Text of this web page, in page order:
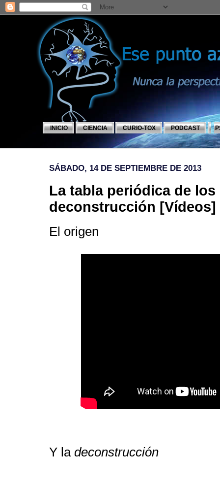
INICIO CIENCIA CURIO-TOX PODCAST
SÁBADO, 14 DE SEPTIEMBRE DE 2013
La tabla periódica de
deconstrucción [Vídeos]
El origen
Y la deconstrucción